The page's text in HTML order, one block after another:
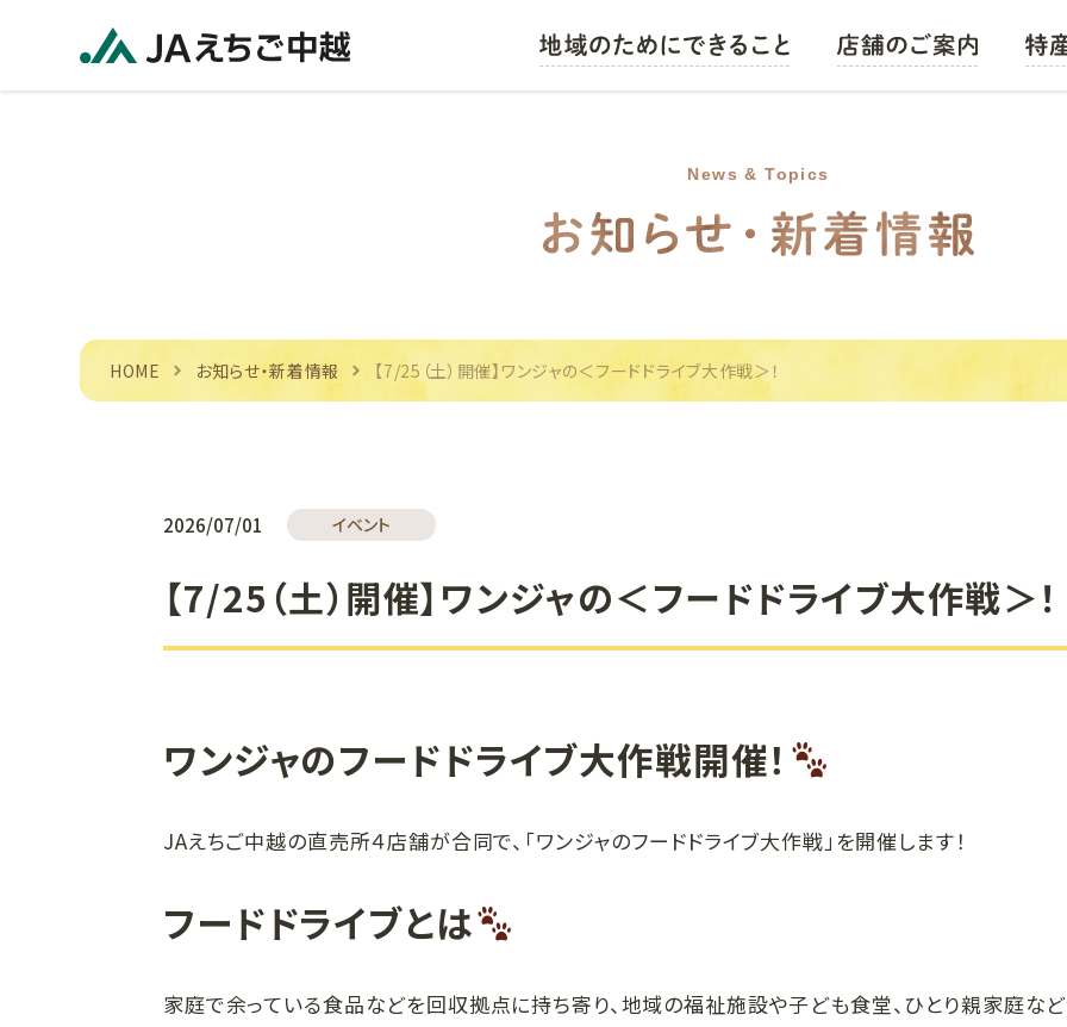
JAローン
JA共済
農機・車輌・燃料
食と未来のために
News & Topics
HOME お知らせ・新着情報 【7/25（土）開催】ワンジャの＜フードドライブ大作戦＞！
2026/07/01 イベント
【7/25（土）開催】ワンジャの＜フードドライブ大作戦＞！
ワンジャのフードドライブ大作戦開催！
JAえちご中越の直売所４店舗が合同で、「ワンジャのフードドライブ大作戦」を開催します！
フードドライブとは
家庭で余っている食品などを回収拠点に持ち寄り、地域の福祉施設や子ども食堂、ひとり親家庭な